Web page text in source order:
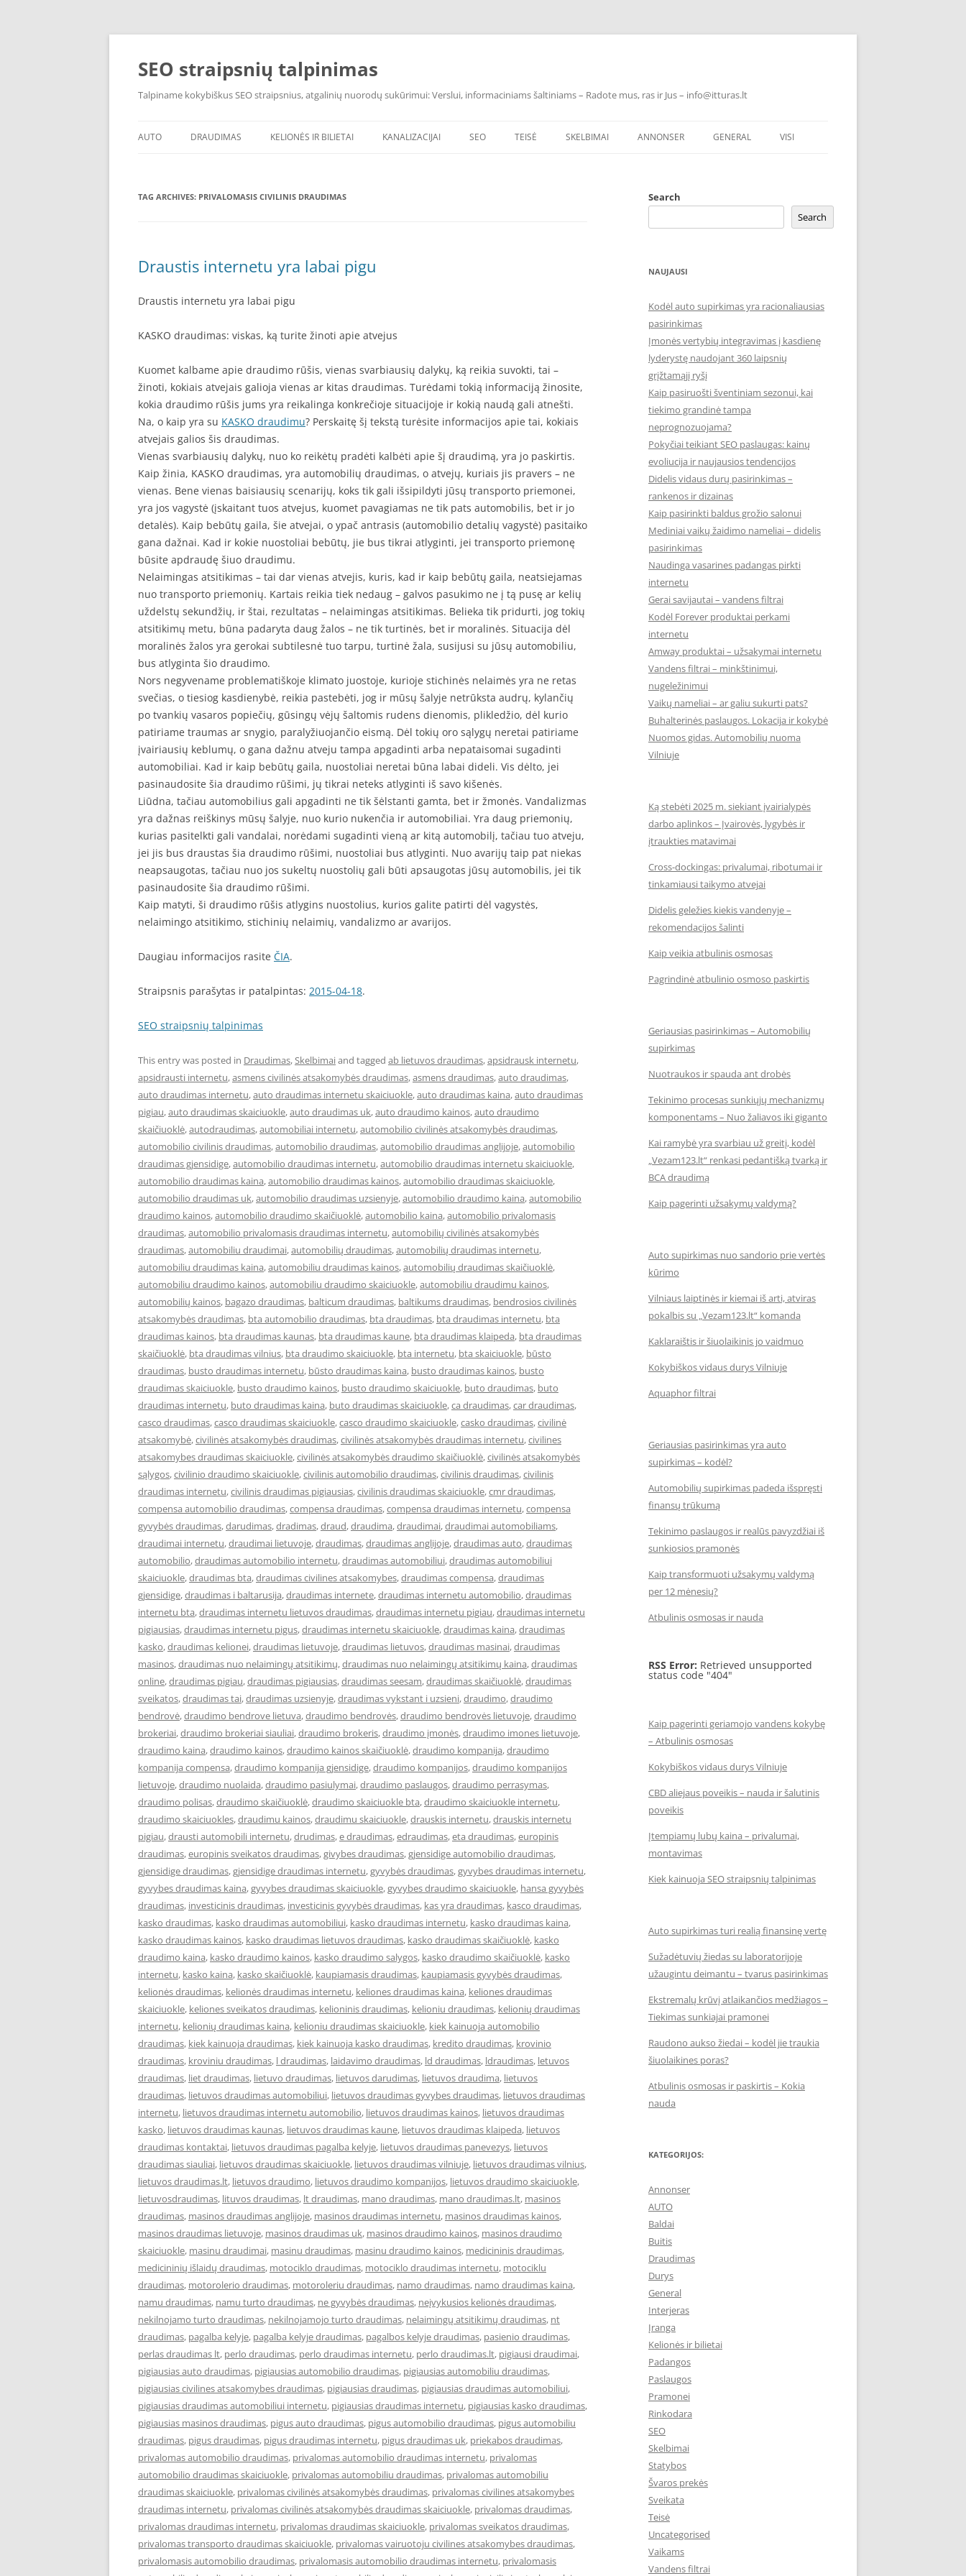
Skip
SEO straipsnių talpinimas
Talpiname kokybiškus SEO straipsnius, atgalinių nuorodų sukūrimui: Verslui, informaciniams šaltiniams – Radote mus, ras ir Jus – info@itturas.lt
AUTO DRAUDIMAS KELIONĖS IR BILIETAI KANALIZACIJAI SEO TEISĖ SKELBIMAI ANNONSER GENERAL VISI
TAG ARCHIVES: PRIVALOMASIS CIVILINIS DRAUDIMAS
Draustis internetu yra labai pigu
Draustis internetu yra labai pigu
KASKO draudimas: viskas, ką turite žinoti apie atvejus
Kuomet kalbame apie draudimo rūšis, vienas svarbiausių dalykų, ką reikia suvokti, tai –
žinoti, kokiais atvejais galioja vienas ar kitas draudimas. Turėdami tokią informaciją žinosite,
kokia draudimo rūšis jums yra reikalinga konkrečioje situacijoje ir kokią naudą gali atnešti.
Na, o kaip yra su KASKO draudimu? Perskaitę šį tekstą turėsite informacijos apie tai, kokiais
atvejais galios šis draudimas.
Vienas svarbiausių dalykų, nuo ko reikėtų pradėti kalbėti apie šį draudimą, yra jo paskirtis.
Kaip žinia, KASKO draudimas, yra automobilių draudimas, o atvejų, kuriais jis pravers – ne
vienas. Bene vienas baisiausių scenarijų, koks tik gali išsipildyti jūsų transporto priemonei,
yra jos vagystė (įskaitant tuos atvejus, kuomet pavagiamas ne tik pats automobilis, bet ir jo
detalės). Kaip bebūtų gaila, šie atvejai, o ypač antrasis (automobilio detalių vagystė) pasitaiko
gana dažnai. Kad ir kokie nuostoliai bebūtų, jie bus tikrai atlyginti, jei transporto priemonę
būsite apdraudę šiuo draudimu.
Nelaimingas atsitikimas – tai dar vienas atvejis, kuris, kad ir kaip bebūtų gaila, neatsiejamas
nuo transporto priemonių. Kartais reikia tiek nedaug – galvos pasukimo ne į tą pusę ar kelių
uždelstų sekundžių, ir štai, rezultatas – nelaimingas atsitikimas. Belieka tik pridurti, jog tokių
atsitikimų metu, būna padaryta daug žalos – ne tik turtinės, bet ir moralinės. Situacija dėl
moralinės žalos yra gerokai subtilesnė tuo tarpu, turtinė žala, susijusi su jūsų automobiliu,
bus atlyginta šio draudimo.
Nors negyvename problematiškoje klimato juostoje, kurioje stichinės nelaimės yra ne retas
svečias, o tiesiog kasdienybė, reikia pastebėti, jog ir mūsų šalyje netrūksta audrų, kylančių
po tvankių vasaros popiečių, gūsingų vėjų šaltomis rudens dienomis, plikledžio, dėl kurio
patiriame traumas ar snygio, paralyžiuojančio eismą. Dėl tokių oro sąlygų neretai patiriame
įvairiausių keblumų, o gana dažnu atveju tampa apgadinti arba nepataisomai sugadinti
automobiliai. Kad ir kaip bebūtų gaila, nuostoliai neretai būna labai dideli. Vis dėlto, jei
pasinaudosite šia draudimo rūšimi, jų tikrai neteks atlyginti iš savo kišenės.
Liūdna, tačiau automobilius gali apgadinti ne tik šėlstanti gamta, bet ir žmonės. Vandalizmas
yra dažnas reiškinys mūsų šalyje, nuo kurio nukenčia ir automobiliai. Yra daug priemonių,
kurias pasitelkti gali vandalai, norėdami sugadinti vieną ar kitą automobilį, tačiau tuo atveju,
jei jis bus draustas šia draudimo rūšimi, nuostoliai bus atlyginti. Nuo avarijų taip pat niekas
neapsaugotas, tačiau nuo jos sukeltų nuostolių gali būti apsaugotas jūsų automobilis, jei tik
pasinaudosite šia draudimo rūšimi.
Kaip matyti, ši draudimo rūšis atlygins nuostolius, kurios galite patirti dėl vagystės,
nelaimingo atsitikimo, stichinių nelaimių, vandalizmo ar avarijos.
Daugiau informacijos rasite ČIA.
Straipsnis parašytas ir patalpintas: 2015-04-18.
SEO straipsnių talpinimas
This entry was posted in Draudimas,Skelbimaiand tagged ab lietuvos draudimas,apsidrausk internetu,
apsidrausti internetu,asmens civilinės atsakomybės draudimas,asmens draudimas,auto draudimas,
auto draudimas internetu,auto draudimas internetu skaiciuokle,auto draudimas kaina,auto draudimas
pigiau,auto draudimas skaiciuokle,auto draudimas uk,auto draudimo kainos,auto draudimo
skaičiuoklė,autodraudimas,automobiliai internetu,automobilio civilinės atsakomybės draudimas,
automobilio civilinis draudimas,automobilio draudimas,automobilio draudimas anglijoje,automobilio
draudimas gjensidige,automobilio draudimas internetu,automobilio draudimas internetu skaiciuokle,
automobilio draudimas kaina,automobilio draudimas kainos,automobilio draudimas skaiciuokle,
automobilio draudimas uk,automobilio draudimas uzsienyje,automobilio draudimo kaina,automobilio
draudimo kainos,automobilio draudimo skaičiuoklė,automobilio kaina,automobilio privalomasis
draudimas,automobilio privalomasis draudimas internetu,automobilių civilinės atsakomybės
draudimas,automobiliu draudimai,automobilių draudimas,automobilių draudimas internetu,
automobiliu draudimas kaina,automobiliu draudimas kainos,automobilių draudimas skaičiuoklė,
automobiliu draudimo kainos,automobiliu draudimo skaiciuokle,automobiliu draudimu kainos,
automobilių kainos, bagazo draudimas, balticum draudimas, baltikums draudimas, bendrosios civilinės
atsakomybės draudimas, bta automobilio draudimas, bta draudimas, bta draudimas internetu, bta
draudimas kainos, bta draudimas kaunas, bta draudimas kaune, bta draudimas klaipeda, bta draudimas
skaičiuoklė, bta draudimas vilnius, bta draudimo skaiciuokle, bta internetu, bta skaiciuokle, būsto
draudimas, busto draudimas internetu, būsto draudimas kaina, busto draudimas kainos, busto
draudimas skaiciuokle, busto draudimo kainos, busto draudimo skaiciuokle, buto draudimas, buto
draudimas internetu, buto draudimas kaina, buto draudimas skaiciuokle,ca draudimas,car draudimas,
casco draudimas,casco draudimas skaiciuokle,casco draudimo skaiciuokle,casko draudimas,civilinė
atsakomybė,civilinės atsakomybės draudimas,civilinės atsakomybės draudimas internetu,civilines
atsakomybes draudimas skaiciuokle,civilinės atsakomybės draudimo skaičiuoklė,civilinės atsakomybės
sąlygos,civilinio draudimo skaiciuokle,civilinis automobilio draudimas,civilinis draudimas,civilinis
draudimas internetu,civilinis draudimas pigiausias,civilinis draudimas skaiciuokle,cmr draudimas,
compensa automobilio draudimas,compensa draudimas,compensa draudimas internetu,compensa
gyvybės draudimas,darudimas,dradimas,draud,draudima,draudimai,draudimai automobiliams,
draudimai internetu,draudimai lietuvoje,draudimas,draudimas anglijoje,draudimas auto,draudimas
automobilio,draudimas automobilio internetu,draudimas automobiliui,draudimas automobiliui
skaiciuokle,draudimas bta,draudimas civilines atsakomybes,draudimas compensa,draudimas
gjensidige,draudimas i baltarusija,draudimas internete,draudimas internetu automobilio,draudimas
internetu bta,draudimas internetu lietuvos draudimas,draudimas internetu pigiau,draudimas internetu
pigiausias,draudimas internetu pigus,draudimas internetu skaiciuokle,draudimas kaina,draudimas
kasko,draudimas kelionei,draudimas lietuvoje,draudimas lietuvos,draudimas masinai,draudimas
masinos,draudimas nuo nelaimingų atsitikimų,draudimas nuo nelaimingų atsitikimų kaina,draudimas
online,draudimas pigiau,draudimas pigiausias,draudimas seesam,draudimas skaičiuoklė,draudimas
sveikatos,draudimas tai,draudimas uzsienyje,draudimas vykstant i uzsieni,draudimo,draudimo
bendrovė,draudimo bendrove lietuva,draudimo bendrovės,draudimo bendrovės lietuvoje,draudimo
brokeriai,draudimo brokeriai siauliai,draudimo brokeris,draudimo įmonės,draudimo imones lietuvoje,
draudimo kaina,draudimo kainos,draudimo kainos skaičiuoklė,draudimo kompanija,draudimo
kompanija compensa,draudimo kompanija gjensidige,draudimo kompanijos,draudimo kompanijos
lietuvoje,draudimo nuolaida,draudimo pasiulymai,draudimo paslaugos,draudimo perrasymas,
draudimo polisas,draudimo skaičiuoklė,draudimo skaiciuokle bta,draudimo skaiciuokle internetu,
draudimo skaiciuokles,draudimu kainos,draudimu skaiciuokle,drauskis internetu,drauskis internetu
pigiau,drausti automobili internetu,drudimas,e draudimas,edraudimas,eta draudimas,europinis
draudimas,europinis sveikatos draudimas,givybes draudimas,gjensidige automobilio draudimas,
gjensidige draudimas,gjensidige draudimas internetu,gyvybės draudimas,gyvybes draudimas internetu,
gyvybes draudimas kaina,gyvybes draudimas skaiciuokle,gyvybes draudimo skaiciuokle, hansa gyvybės
draudimas, investicinis draudimas, investicinis gyvybės draudimas, kas yra draudimas, kasco draudimas,
kasko draudimas, kasko draudimas automobiliui, kasko draudimas internetu, kasko draudimas kaina,
kasko draudimas kainos, kasko draudimas lietuvos draudimas, kasko draudimas skaičiuoklė, kasko
draudimo kaina, kasko draudimo kainos, kasko draudimo salygos, kasko draudimo skaičiuoklė, kasko
internetu, kasko kaina, kasko skaičiuoklė, kaupiamasis draudimas, kaupiamasis gyvybės draudimas,
kelionės draudimas, kelionės draudimas internetu, keliones draudimas kaina, keliones draudimas
skaiciuokle, keliones sveikatos draudimas, kelioninis draudimas, kelioniu draudimas, kelionių draudimas
internetu, kelionių draudimas kaina, kelioniu draudimas skaiciuokle, kiek kainuoja automobilio
draudimas, kiek kainuoja draudimas, kiek kainuoja kasko draudimas, kredito draudimas, krovinio
draudimas, kroviniu draudimas, l draudimas, laidavimo draudimas, ld draudimas, ldraudimas, letuvos
draudimas, liet draudimas, lietuvo draudimas, lietuvos darudimas, lietuvos draudima, lietuvos
draudimas, lietuvos draudimas automobiliui, lietuvos draudimas gyvybes draudimas, lietuvos draudimas
internetu, lietuvos draudimas internetu automobilio, lietuvos draudimas kainos, lietuvos draudimas
kasko, lietuvos draudimas kaunas, lietuvos draudimas kaune, lietuvos draudimas klaipeda, lietuvos
draudimas kontaktai, lietuvos draudimas pagalba kelyje, lietuvos draudimas panevezys, lietuvos
draudimas siauliai, lietuvos draudimas skaiciuokle, lietuvos draudimas vilniuje, lietuvos draudimas vilnius,
lietuvos draudimas.lt, lietuvos draudimo, lietuvos draudimo kompanijos, lietuvos draudimo skaiciuokle,
lietuvosdraudimas, lituvos draudimas, lt draudimas, mano draudimas, mano draudimas.lt, masinos
draudimas, masinos draudimas anglijoje, masinos draudimas internetu, masinos draudimas kainos,
masinos draudimas lietuvoje, masinos draudimas uk, masinos draudimo kainos, masinos draudimo
skaiciuokle, masinu draudimai, masinu draudimas, masinu draudimo kainos, medicininis draudimas,
medicininių išlaidų draudimas, motociklo draudimas, motociklo draudimas internetu, motociklu
draudimas, motorolerio draudimas, motoroleriu draudimas, namo draudimas, namo draudimas kaina,
namu draudimas, namu turto draudimas, ne gyvybės draudimas, neįvykusios kelionės draudimas,
nekilnojamo turto draudimas, nekilnojamojo turto draudimas, nelaimingų atsitikimų draudimas, nt
draudimas, pagalba kelyje, pagalba kelyje draudimas, pagalbos kelyje draudimas, pasienio draudimas,
perlas draudimas lt, perlo draudimas, perlo draudimas internetu, perlo draudimas.lt, pigiausi draudimai,
pigiausias auto draudimas, pigiausias automobilio draudimas, pigiausias automobiliu draudimas,
pigiausias civilines atsakomybes draudimas, pigiausias draudimas, pigiausias draudimas automobiliui,
pigiausias draudimas automobiliui internetu, pigiausias draudimas internetu, pigiausias kasko draudimas,
pigiausias masinos draudimas, pigus auto draudimas, pigus automobilio draudimas, pigus automobiliu
draudimas, pigus draudimas, pigus draudimas internetu, pigus draudimas uk, priekabos draudimas,
privalomas automobilio draudimas, privalomas automobilio draudimas internetu, privalomas
automobilio draudimas skaiciuokle, privalomas automobiliu draudimas, privalomas automobiliu
draudimas skaiciuokle, privalomas civilinės atsakomybės draudimas, privalomas civilines atsakomybes
draudimas internetu, privalomas civilinės atsakomybės draudimas skaiciuokle, privalomas draudimas,
privalomas draudimas internetu, privalomas draudimas skaiciuokle, privalomas sveikatos draudimas,
privalomas transporto draudimas skaiciuokle, privalomas vairuotoju civilines atsakomybes draudimas,
privalomasis automobilio draudimas, privalomasis automobilio draudimas internetu, privalomasis
Search
Search
NAUJAUSI
Kodėl auto supirkimas yra racionaliausias
pasirinkimas
Įmonės vertybių integravimas į kasdienę
lyderystę naudojant 360 laipsnių
grįžtamąjį ryšį
Kaip pasiruošti šventiniam sezonui, kai
tiekimo grandinė tampa
neprognozuojama?
Pokyčiai teikiant SEO paslaugas: kainų
evoliucija ir naujausios tendencijos
Didelis vidaus durų pasirinkimas –
rankenos ir dizainas
Kaip pasirinkti baldus grožio salonui
Mediniai vaikų žaidimo nameliai – didelis
pasirinkimas
Naudinga vasarines padangas pirkti
internetu
Gerai savijautai – vandens filtrai
Kodėl Forever produktai perkami
internetu
Amway produktai – užsakymai internetu
Vandens filtrai – minkštinimui,
nugeležinimui
Vaikų nameliai – ar galiu sukurti pats?
Buhalterinės paslaugos. Lokacija ir kokybė
Nuomos gidas. Automobilių nuoma
Vilniuje
Ką stebėti 2025 m. siekiant įvairialypės
darbo aplinkos – Įvairovės, lygybės ir
įtraukties matavimai
Cross-dockingas: privalumai, ribotumai ir
tinkamiausi taikymo atvejai
Didelis geležies kiekis vandenyje –
rekomendacijos šalinti
Kaip veikia atbulinis osmosas
Pagrindinė atbulinio osmoso paskirtis
Geriausias pasirinkimas – Automobilių
supirkimas
Nuotraukos ir spauda ant drobės
Tekinimo procesas sunkiųjų mechanizmų
komponentams – Nuo žaliavos iki giganto
Kai ramybė yra svarbiau už greitį, kodėl
„Vezam123.lt“ renkasi pedantišką tvarką ir
BCA draudimą
Kaip pagerinti užsakymų valdymą?
Auto supirkimas nuo sandorio prie vertės
kūrimo
Vilniaus laiptinės ir kiemai iš arti, atviras
pokalbis su „Vezam123.lt“ komanda
Kaklaraištis ir šiuolaikinis jo vaidmuo
Kokybiškos vidaus durys Vilniuje
Aquaphor filtrai
Geriausias pasirinkimas yra auto
supirkimas – kodėl?
Automobilių supirkimas padeda išspręsti
finansų trūkumą
Tekinimo paslaugos ir realūs pavyzdžiai iš
sunkiosios pramonės
Kaip transformuoti užsakymų valdymą
per 12 mėnesių?
Atbulinis osmosas ir nauda
RSS Error: Retrieved unsupported
status code "404"
Kaip pagerinti geriamojo vandens kokybę
– Atbulinis osmosas
Kokybiškos vidaus durys Vilniuje
CBD aliejaus poveikis – nauda ir šalutinis
poveikis
Įtempiamų lubų kaina – privalumai,
montavimas
Kiek kainuoja SEO straipsnių talpinimas
Auto supirkimas turi realią finansinę vertę
Sužadėtuvių žiedas su laboratorijoje
užaugintu deimantu – tvarus pasirinkimas
Ekstremalų krūvį atlaikančios medžiagos –
Tiekimas sunkiajai pramonei
Raudono aukso žiedai – kodėl jie traukia
šiuolaikines poras?
Atbulinis osmosas ir paskirtis – Kokia
nauda
KATEGORIJOS:
Annonser
AUTO
Baldai
Buitis
Draudimas
Durys
General
Interjeras
Įranga
Kelionės ir bilietai
Padangos
Paslaugos
Pramonei
Rinkodara
SEO
Skelbimai
Statybos
Švaros prekės
Sveikata
Teisė
Uncategorised
Vaikams
Vandens filtrai